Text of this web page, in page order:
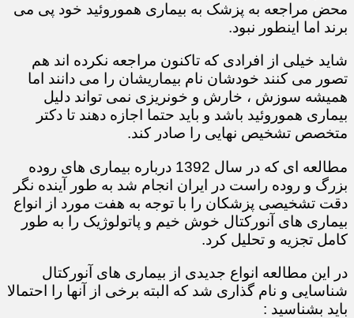
محض مراجعه به پزشک به بیماری هموروئید خود پی می
برند اما اینطور نبود.
شاید خیلی از افرادی که تاکنون مراجعه نکرده اند هم
تصور می کنند خودشان نام بیماریشان را می دانند اما
همیشه سوزش ، خارش و خونریزی نمی تواند دلیل
بیماری هموروئید باشد و باید حتما اجازه دهند تا دکتر
متخصص تشخیص نهایی را صادر کند.
مطالعه ای که در سال 1392 درباره بیماری های روده
بزرگ و روده راست در ایران انجام شد به طور آینده نگر
دقت تشخیصی پزشکان را با توجه به هفت مورد از انواع
بیماری های آنورکتال خوش خیم و پاتولوژیک را به طور
کامل تجزیه و تحلیل کرد.
در این مطالعه انواع جدیدی از بیماری های آنورکتال
شناسایی و نام گذاری شد که البته برخی از آنها را احتمالا
باید بشناسید :